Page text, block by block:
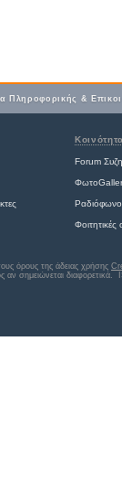
Πληροφορικής &
Forum
Ραδιόφωνο
όρους της άδειας χρήσης
αν σημειώνεται διαφορετικά.